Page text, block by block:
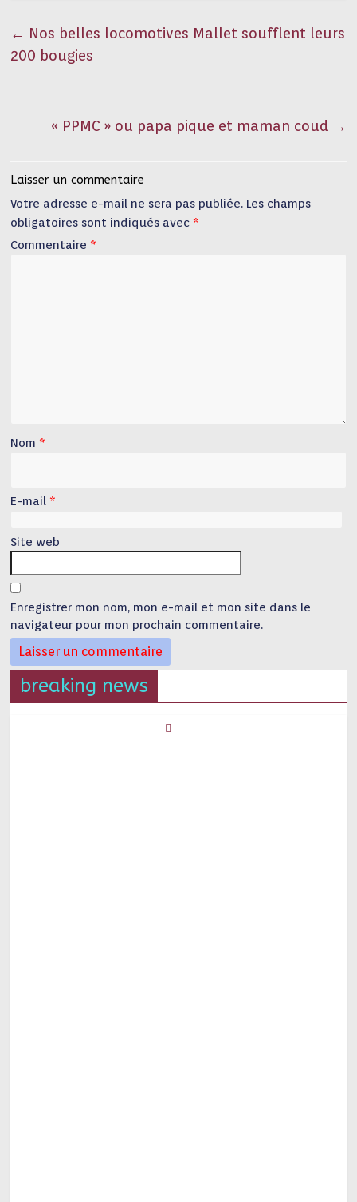
← Nos belles locomotives Mallet soufflent leurs
200 bougies
« PPMC » ou papa pique et maman coud →
Laisser un commentaire
Votre adresse e-mail ne sera pas publiée. Les champs
obligatoires sont indiqués avec *
Commentaire *
Nom *
E-mail *
Site web
Enregistrer mon nom, mon e-mail et mon site dans le
navigateur pour mon prochain commentaire.
breaking news